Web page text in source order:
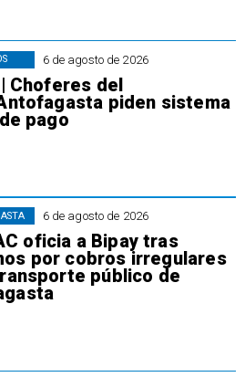
6 de agosto de 2026
Choferes del
piden sistema
pago
6 de agosto de 2026
oficia a Bipay tras
por cobros irregulares
público de